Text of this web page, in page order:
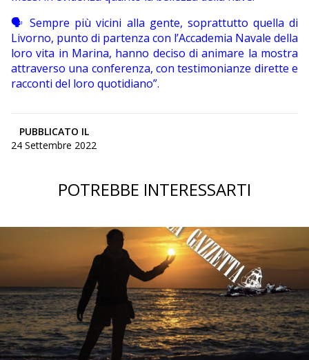
🗣 Sempre più vicini alla gente, soprattutto quella di
Livorno, punto di partenza con l’Accademia Navale della
loro vita in Marina, hanno deciso di animare la mostra
attraverso una conferenza, con testimonianze dirette e
racconti del loro quotidiano”.
PUBBLICATO IL
24 Settembre 2022
POTREBBE INTERESSARTI